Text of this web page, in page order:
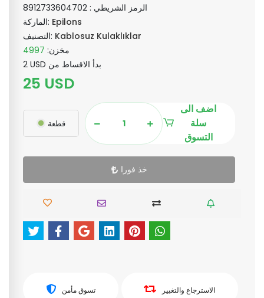
الرمز الشريطي : 8912733604702
الماركة: Epilons
التصنيف: Kablosuz Kulaklıklar
مخزن: 4997
2 USD بدأ الاقساط من
25 USD
قطعة
اضف الى
سلة
التسوق
خذ فورا
تسوق مأمن الاسترجاع والتغيير